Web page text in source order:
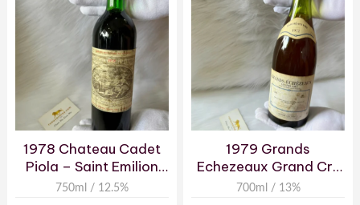
1978 Chateau Cadet
Piola – Saint Emilion
Grand Cru Classe
750ml / 12.5%
1979 Grands
Echezeaux Grand Cru
Marche Aux Vins
700ml / 13%